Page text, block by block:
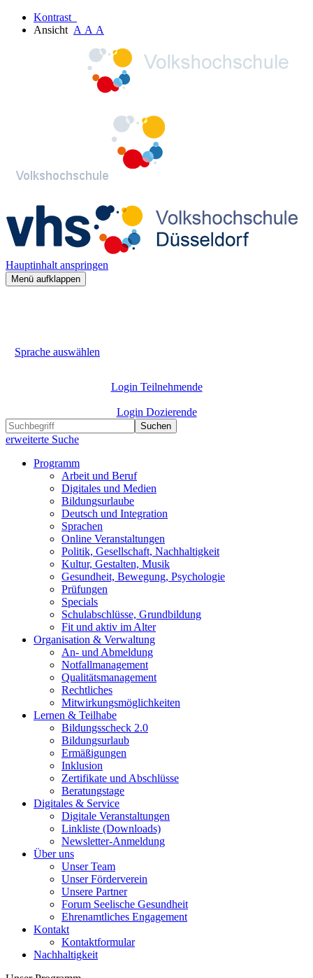
Kontrast
Ansicht A A A
Hauptinhalt anspringen
Menü aufklappen
Sprache auswählen
Login Teilnehmende
Login Dozierende
Suchen
erweiterte Suche
Programm
Arbeit und Beruf
Digitales und Medien
Bildungsurlaube
Deutsch und Integration
Sprachen
Online Veranstaltungen
Politik, Gesellschaft, Nachhaltigkeit
Kultur, Gestalten, Musik
Gesundheit, Bewegung, Psychologie
Prüfungen
Specials
Schulabschlüsse, Grundbildung
Fit und aktiv im Alter
Organisation & Verwaltung
An- und Abmeldung
Notfallmanagement
Qualitätsmanagement
Rechtliches
Mitwirkungsmöglichkeiten
Lernen & Teilhabe
Bildungsscheck 2.0
Bildungsurlaub
Ermäßigungen
Inklusion
Zertifikate und Abschlüsse
Beratungstage
Digitales & Service
Digitale Veranstaltungen
Linkliste (Downloads)
Newsletter-Anmeldung
Über uns
Unser Team
Unser Förderverein
Unsere Partner
Forum Seelische Gesundheit
Ehrenamtliches Engagement
Kontakt
Kontaktformular
Nachhaltigkeit